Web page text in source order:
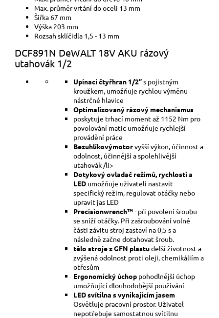
Max. průměr vrtání do oceli 13 mm
Šířka 67 mm
Výška 203 mm
Rozsah sklíčidla 1,5 - 13 mm
DCF891N DeWALT 18V AKU rázový
utahovák 1/2
Upínací čtyřhran 1/2”s pojistným
kroužkem, umožňuje rychlou výměnu
nástrčné hlavice
Optimalizovaný rázový mechanismus
poskytuje trhací moment až 1152 Nm pro
povolování matic umožňuje rychlejší
provádění práce
Bezuhlíkovýmotorvyšší výkon, účinnost a
odolnost, účinnější a spolehlivější
utahovák /li>
Dotykový ovladač režimů, rychlostí a
LED umožňuje uživateli nastavit
specifický režim, regulovat otáčky nebo
upravit jas LED
Precisionwrench™- při povolení šroubu
se sníží otáčky. Při zašroubování volné
části závitu stroj zastaví na 0,5 s a
následně začne dotahovat šroub.
tělo stroje z GFN plastudelší životnost a
zvýšená odolnost proti oleji, chemikáliím a
otřesům
Ergonomický úchop pohodlnější úchop
umožňující dlouhodobější používání
LED svítilna s vynikajícím jasem
Osvětluje pracovní prostor. Uživatel
nepotřebuje samostatnou svítilnu